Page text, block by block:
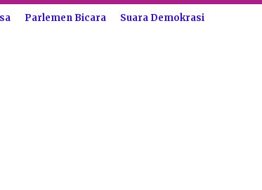
Parlemen Bicara Suara Demokrasi